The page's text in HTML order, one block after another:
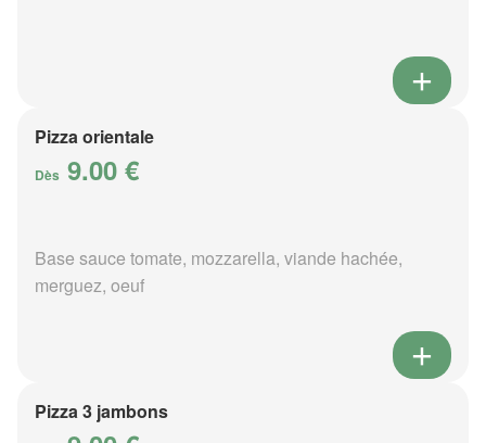
Pizza orientale
Dès 9.00 €
Base sauce tomate, mozzarella, viande hachée,
merguez, oeuf
Pizza 3 jambons